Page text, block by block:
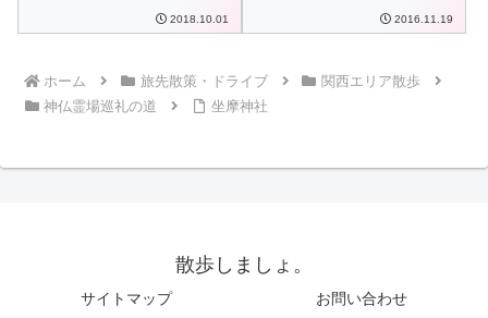
2018.10.01 2016.11.19
ホーム 旅先散策・ドライブ
関西エリア散歩
神仏霊場巡礼の道
坐摩神社
散歩しましょ。
サイトマップ お問い合わせ